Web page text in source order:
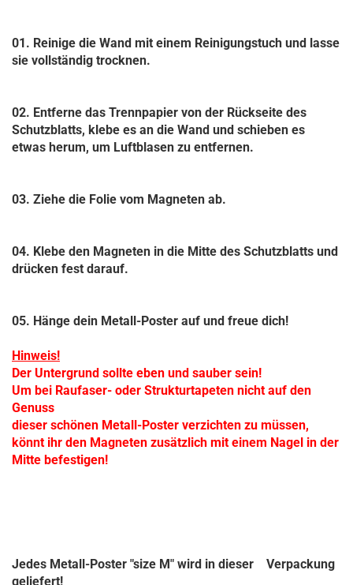
01. Reinige die Wand mit einem Reinigungstuch und lasse
sie vollständig trocknen.
02. Entferne das Trennpapier von der Rückseite des
Schutzblatts, klebe es an die Wand und schieben es
etwas herum, um Luftblasen zu entfernen.
03. Ziehe die Folie vom Magneten ab.
04. Klebe den Magneten in die Mitte des Schutzblatts und
drücken fest darauf.
05. Hänge dein Metall-Poster auf und freue dich!
Hinweis!
Der Untergrund sollte eben und sauber sein!
Um bei Raufaser- oder Strukturtapeten nicht auf den
Genuss
dieser schönen Metall-Poster verzichten zu müssen,
könnt ihr den Magneten zusätzlich mit einem Nagel in der
Mitte befestigen!
Jedes Metall-Poster "size M" wird in dieser
Verpackung
geliefert!